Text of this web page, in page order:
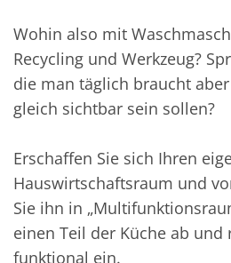
Wohin also mit
Recycling und Werkzeug?
die man täglich braucht
gleich sichtbar sein sollen?
Erschaffen Sie sich Ihren
Hauswirtschaftsraum und
Sie ihn in
einen Teil der Küche ab und
funktional ein.